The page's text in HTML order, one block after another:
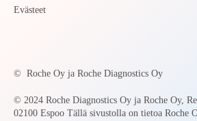
Evästeet
© Roche Oy ja Roche Diagnostics Oy
© 2024 Roche Diagnostics Oy ja Roche Oy,
02100 Espoo Tällä sivustolla on tietoa Roche